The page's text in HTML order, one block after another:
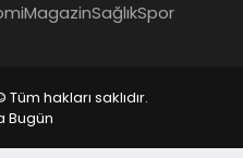
MagazinSağlıkSpor
hakları saklıdır.
Bugün